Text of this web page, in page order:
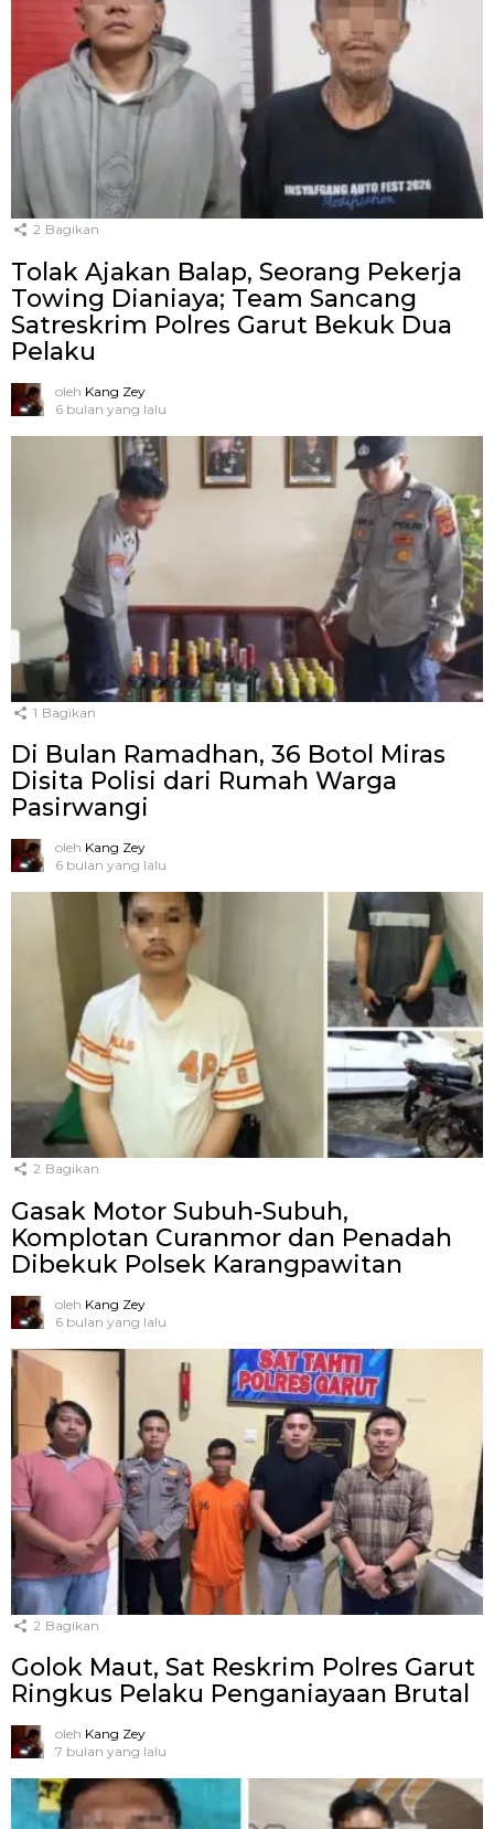
2 Bagikan
Tolak Ajakan Balap, Seorang Pekerja
Towing Dianiaya; Team Sancang
Satreskrim Polres Garut Bekuk Dua
Pelaku
oleh Kang Zey
6 bulan yang lalu
1 Bagikan
Di Bulan Ramadhan, 36 Botol Miras
Disita Polisi dari Rumah Warga
Pasirwangi
oleh Kang Zey
6 bulan yang lalu
2 Bagikan
Gasak Motor Subuh-Subuh,
Komplotan Curanmor dan Penadah
Dibekuk Polsek Karangpawitan
oleh Kang Zey
6 bulan yang lalu
2 Bagikan
Golok Maut, Sat Reskrim Polres Garut
Ringkus Pelaku Penganiayaan Brutal
oleh Kang Zey
7 bulan yang lalu